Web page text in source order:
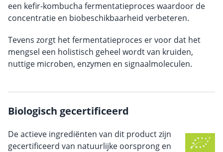
een kefir-kombucha fermentatieproces waardoor de
concentratie en biobeschikbaarheid verbeteren.
Tevens zorgt het fermentatieproces er voor dat het
mengsel een holistisch geheel wordt van kruiden,
nuttige microben, enzymen en signaalmoleculen.
Biologisch gecertificeerd
De actieve ingrediënten van dit product zijn
gecertificeerd van natuurlijke oorsprong en